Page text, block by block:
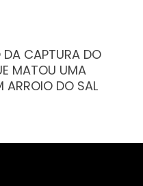
DA CAPTURA DO
MATOU UMA
ARROIO DO SAL